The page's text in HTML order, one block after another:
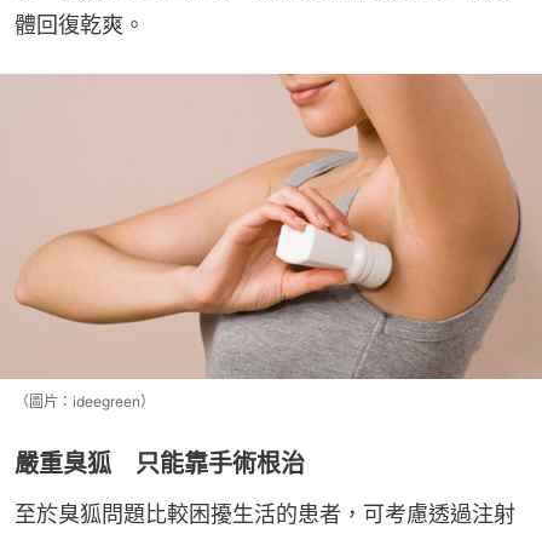
體回復乾爽。
（圖片：ideegreen）
嚴重臭狐 只能靠手術根治
至於臭狐問題比較困擾生活的患者，可考慮透過注射